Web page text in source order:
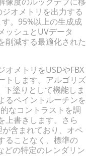
オメトリを出力する
。95%以上の生成成
ッシュとUVデータ
削減する最適化された
オメトリをUSDやFBX
トします。アルゴリズ
下塗りとして機能しま
るペイントルーチンを
なコントラストを調
上書きします。さら
含まれており、オペ
ることなく、標準の
どの特定のレンダリン